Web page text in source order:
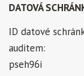
DATOVÁ
ID datové
auditem:
pseh96i